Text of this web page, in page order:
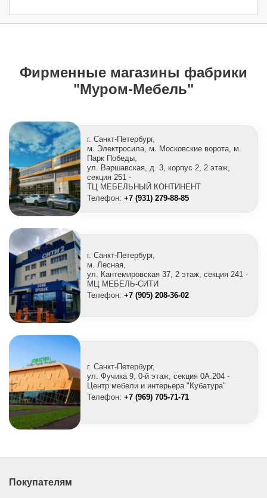
Фирменные магазины фабрики
"Муром-Мебель"
г. Санкт-Петербург,
м. Электросила, м. Московские ворота, м.
Парк Победы,
ул. Варшавская, д. 3, корпус 2, 2 этаж,
секция 251 -
ТЦ МЕБЕЛЬНЫЙ КОНТИНЕНТ
Телефон: +7 (931) 279-88-85
г. Санкт-Петербург,
м. Лесная,
ул. Кантемировская 37, 2 этаж, секция 241 -
МЦ МЕБЕЛЬ-СИТИ
Телефон: +7 (905) 208-36-02
г. Санкт-Петербург,
ул. Фучика 9, 0-й этаж, секция 0A.204 -
Центр мебели и интерьера "Кубатура"
Телефон: +7 (969) 705-71-71
Покупателям